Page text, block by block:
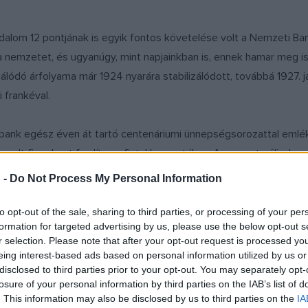
- Do Not Process My Personal Information
opt-out of the sale, sharing to third parties, or processing of your
for targeted advertising by us, please use the below opt-out
selection. Please note that after your opt-out request is processed
interest-based ads based on personal information utilized by us
to third parties prior to your opt-out. You may separately
of your personal information by third parties on the IAB’s list of
This information may also be disclosed by us to third parties on the
12 pontjának is egyik fontos követelése volt a Nemzeti
és ugyanúgy, mint napjainkban is, ennek hamar
árfolyama már 1924 nyarára stabilizálódott, továbbá 1927.
egész éven át tartó centenáriumi ünnepségsorozattal
figyelmet fordítva a fiatal korosztályra. A sorozat célja,
vagyoni örökségének megőrzésében vállalt felelősségét –
bocsátották ki a százforintos forgalmi érme
és színesfém emlékérmét. Áprilisban megnyitották a
a látogatók egyebek mellett az elmúlt száz év